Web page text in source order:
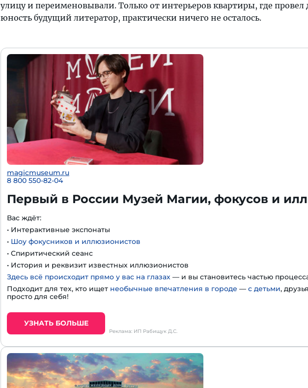
улицу и переименовывали. Только от интерьеров квартиры, где провел
юность будущий литератор, практически ничего не осталось.
magicmuseum.ru
8 800 550-82-04
Первый в России Музей Магии, фокусов и
Вас ждёт:
• Интерактивные экспонаты
• Шоу фокусников и иллюзионистов
• Спиритический сеанс
• История и реквизит известных иллюзионистов
Здесь всё происходит прямо у вас на глазах — и вы становитесь частью
Подходит для тех, кто ищет необычные впечатления в городе — с детьми,
просто для себя!
УЗНАТЬ БОЛЬШЕ
Реклама: ИП Рабищук Д.С.